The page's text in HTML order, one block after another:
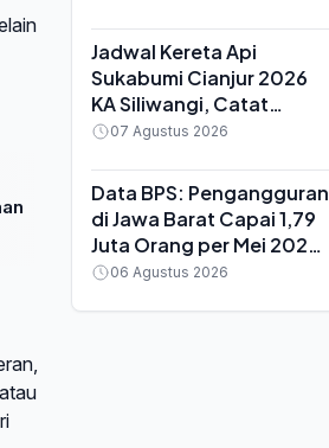
Jadwal Kereta Api
Sukabumi Cianjur 2026
KA Siliwangi, Catat
Perubahan Waktu
07 Agustus 2026
Data BPS: Pengangguran
di Jawa Barat Capai 1,79
Juta Orang per Mei 2026,
TPT Turun Tipis
06 Agustus 2026